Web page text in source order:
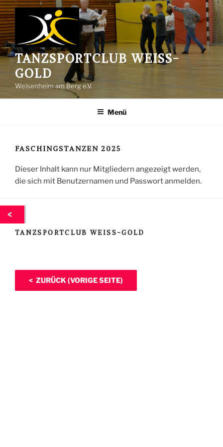
Zum
Inhalt
springen
TANZSPORTCLUB WEISS-G
OLD
Weisenheim am Berg e.V.
Menü
FASCHINGSTANZEN 2025
Dieser Inhalt kann nur Mitgliedern angezeigt werden,
die sich mit Benutzernamen und Passwort anmelden.
TANZSPORTCLUB WEISS-GOLD